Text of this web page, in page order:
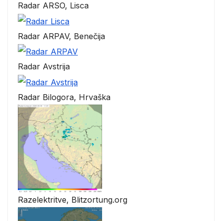
Radar ARSO, Lisca
Radar ARPAV, Benečija
Radar Avstrija
Radar Bilogora, Hrvaška
Razelektritve, Blitzortung.org